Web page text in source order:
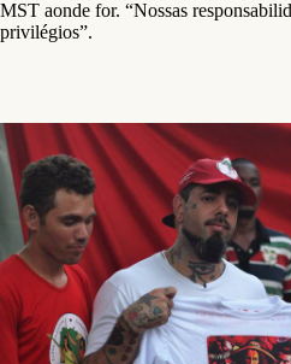
MST aonde for. “Nossas
privilégios”.